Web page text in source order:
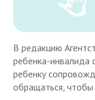
В редакцию
ребенка-инвалида
ребенку
обращаться, чтобы